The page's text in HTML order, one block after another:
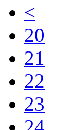
<
20
21
22
23